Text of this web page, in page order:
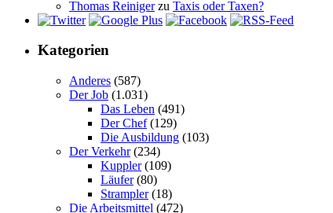
Thomas Reinigerzu Taxis oder Taxen?
Kategorien
Anderes (587)
Der Job (1.031)
Das Leben (491)
Der Chef(129)
Die Ausbildung (103)
Der Verkehr(234)
Kuppler(109)
Läufer(80)
Strampler(18)
Die Arbeitsmittel (472)